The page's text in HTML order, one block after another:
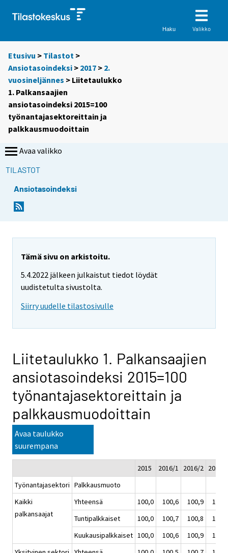
Haku Valikko
Etusivu > Tilastot >
Ansiotasoindeksi > 2017 > 2.
vuosineljännes > Liitetaulukko
1. Palkansaajien
ansiotasoindeksi 2015=100
työnantajasektoreittain ja
palkkausmuodoittain
Avaa valikko
TILASTOT
Ansiotasoindeksi
Tämä sivu on arkistoitu.
5.4.2022 jälkeen julkaistut tiedot löydät
uudistetulta sivustolta.
Siirry uudelle tilastosivulle
Liitetaulukko 1. Palkansaajien
ansiotasoindeksi 2015=100
työnantajasektoreittain ja
palkkausmuodoittain
Avaa taulukko
suurempana
2015 2016/1 2016/2 2016/3
Työnantajasektori Palkkausmuoto
Kaikki
palkansaajat
Yhteensä 100,0 100,6 100,9
100,9
Tuntipalkkaiset
100,0 100,7 100,8
100,8
Kuukausipalkkaiset 100,0 100,6 100,9
100,9